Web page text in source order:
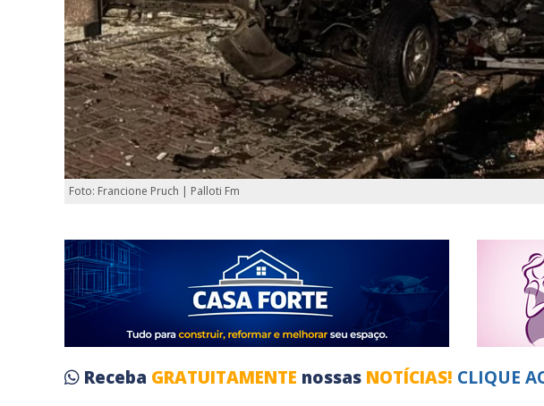
Foto: Francione Pruch | Palloti Fm
Receba GRATUITAMENTE nossas NOTÍCIAS! CLIQUE